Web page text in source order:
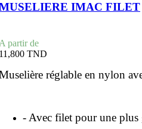
IMAC FILET
partir de
TND
réglable en nylon
- Avec filet pour une plus